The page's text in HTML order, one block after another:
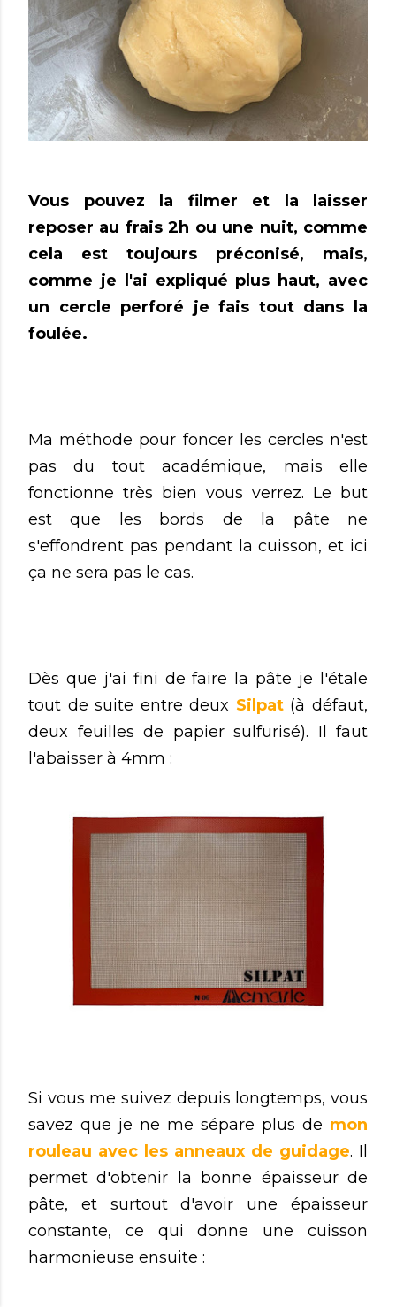
Vous pouvez la filmer et la laisser
reposer au frais 2h ou une nuit, comme
cela est toujours préconisé, mais,
comme je l'ai expliqué plus haut, avec
un cercle perforé je fais tout dans la
foulée.
Ma méthode pour foncer les cercles n'est
pas du tout académique, mais elle
fonctionne très bien vous verrez. Le but
est que les bords de la pâte ne
s'effondrent pas pendant la cuisson, et ici
ça ne sera pas le cas.
Dès que j'ai fini de faire la pâte je l'étale
tout de suite entre deux Silpat(à défaut,
deux feuilles de papier sulfurisé). Il faut
l'abaisser à 4mm :
Si vous me suivez depuis longtemps, vous
savez que je ne me sépare plus de mon
rouleau avec les anneaux de guidage. Il
permet d'obtenir la bonne épaisseur de
pâte, et surtout d'avoir une épaisseur
constante, ce qui donne une cuisson
harmonieuse ensuite :